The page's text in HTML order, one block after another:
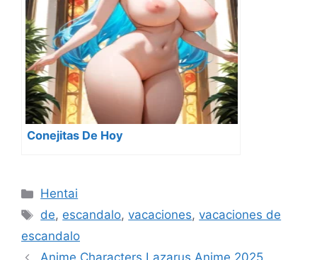
Conejitas De Hoy
Categorías
Hentai
Etiquetas
de, escandalo,vacaciones,vacaciones de
escandalo